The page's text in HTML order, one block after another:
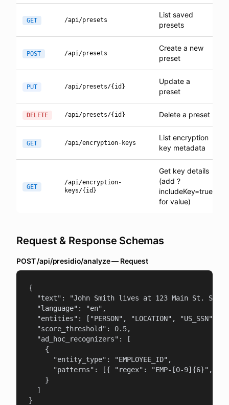
GET /api/presets
List saved
presets
POST /api/presets
Create a new
preset
PUT /api/presets/{id}
Update a
preset
DELETE /api/presets/{id} Delete a preset
GET /api/encryption-keys
List encryption
key metadata
GET
/api/encryption-
keys/{id}
Get key details
(add ?
includeKey=true
for value)
Request & Response Schemas
POST /api/presidio/analyze — Request
{
"text": "John Smith lives at 123 Main St. SSN:
  "language": "en",
  "entities": ["PERSON", "LOCATION", "US_SSN"],
  "score_threshold": 0.5,
  "ad_hoc_recognizers": [
    {
      "entity_type": "EMPLOYEE_ID",
"patterns": [{ "regex": "EMP-[0-9]{6}",
    }
  ]
}